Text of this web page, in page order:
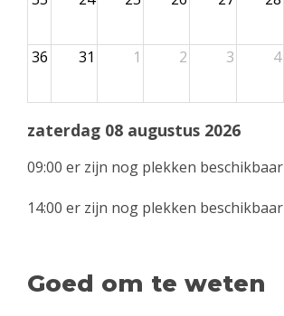
36 31 1 2 3 4
zaterdag 08 augustus 2026
09:00 er zijn nog plekken beschikbaar
14:00 er zijn nog plekken beschikbaar
Goed om te weten